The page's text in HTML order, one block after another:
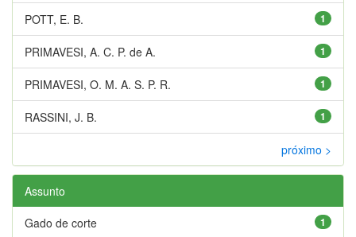
1
POTT, E. B.
1
PRIMAVESI, A. C. P. de A.
1
PRIMAVESI, O. M. A. S. P. R.
1
RASSINI, J. B.
próximo >
Assunto
1
Gado de corte